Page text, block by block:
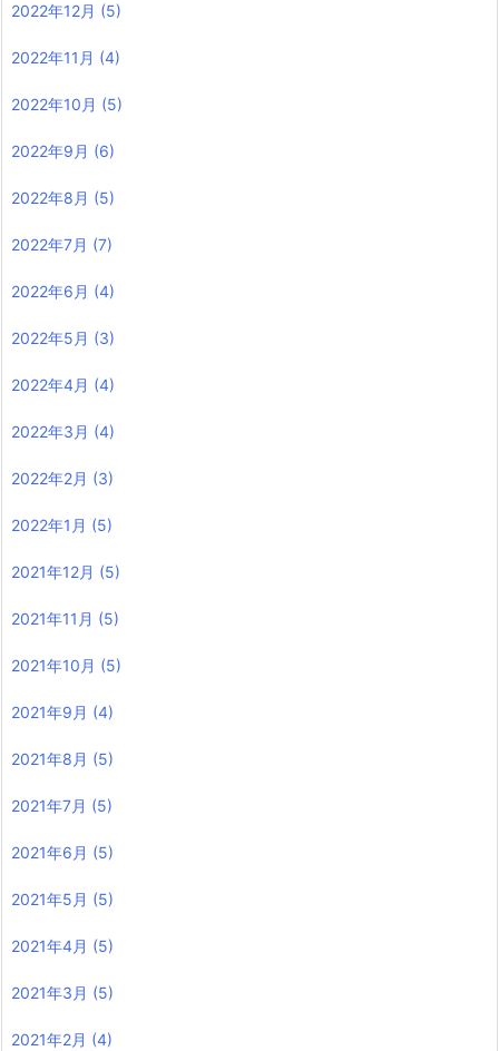
2022年12月 (5)
2022年11月 (4)
2022年10月 (5)
2022年9月 (6)
2022年8月 (5)
2022年7月 (7)
2022年6月 (4)
2022年5月 (3)
2022年4月 (4)
2022年3月 (4)
2022年2月 (3)
2022年1月 (5)
2021年12月 (5)
2021年11月 (5)
2021年10月 (5)
2021年9月 (4)
2021年8月 (5)
2021年7月 (5)
2021年6月 (5)
2021年5月 (5)
2021年4月 (5)
2021年3月 (5)
2021年2月 (4)